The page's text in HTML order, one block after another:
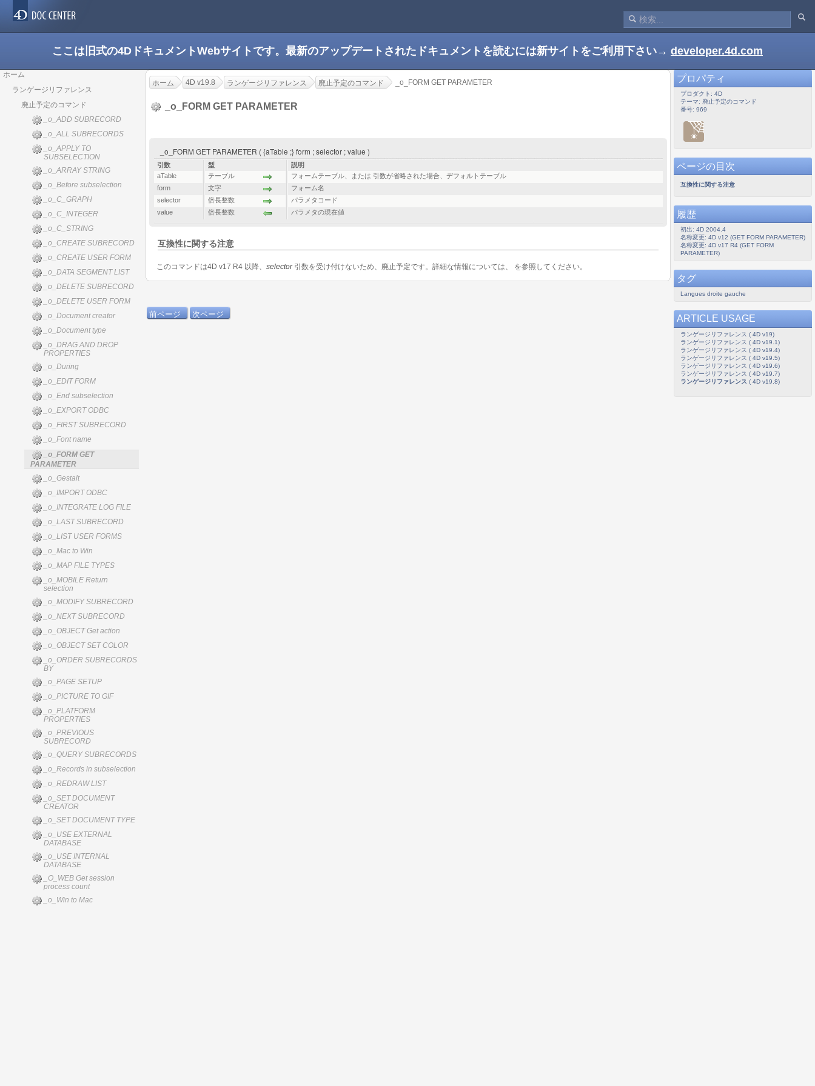
ここは旧式の4DドキュメントWebサイトです。最新のアップデートされたドキュメントを読むには新サイトをご利用下さい→ developer.4d.com
ホーム
ランゲージリファレンス
廃止予定のコマンド
_o_ADD SUBRECORD
_o_ALL SUBRECORDS
_o_APPLY TO
SUBSELECTION
_o_ARRAY STRING
_o_Before subselection
_o_C_GRAPH
_o_C_INTEGER
_o_C_STRING
_o_CREATE SUBRECORD
_o_CREATE USER FORM
_o_DATA SEGMENT LIST
_o_DELETE SUBRECORD
_o_DELETE USER FORM
_o_Document creator
_o_Document type
_o_DRAG AND DROP
PROPERTIES
_o_During
_o_EDIT FORM
_o_End subselection
_o_EXPORT ODBC
_o_FIRST SUBRECORD
_o_Font name
_o_FORM GET
PARAMETER
_o_Gestalt
_o_IMPORT ODBC
_o_INTEGRATE LOG FILE
_o_LAST SUBRECORD
_o_LIST USER FORMS
_o_Mac to Win
_o_MAP FILE TYPES
_o_MOBILE Return
selection
_o_MODIFY SUBRECORD
_o_NEXT SUBRECORD
_o_OBJECT Get action
_o_OBJECT SET COLOR
_o_ORDER SUBRECORDS
BY
_o_PAGE SETUP
_o_PICTURE TO GIF
_o_PLATFORM
PROPERTIES
_o_PREVIOUS
SUBRECORD
_o_QUERY SUBRECORDS
_o_Records in subselection
_o_REDRAW LIST
_o_SET DOCUMENT
CREATOR
_o_SET DOCUMENT TYPE
_o_USE EXTERNAL
DATABASE
_o_USE INTERNAL
DATABASE
_O_WEB Get session
process count
_o_Win to Mac
ホーム 4D v19.8 ランゲージリファレンス 廃止予定のコマンド _o_FORM GET PARAMETER
_o_FORM GET PARAMETER
_o_FORM GET PARAMETER ( {aTable ;} form ; selector ; value )
引数 型
説明
aTable
テーブル
フォームテーブル、または 引数が省略された場合、デフォルトテーブル
form
文字
フォーム名
selector
倍長整数
パラメタコード
value
倍長整数 パラメタの現在値
互換性に関する注意
このコマンドは4D v17 R4 以降、 selector引数を受け付けないため、廃止予定です。詳細な情報については、 を参照してください。
前ページ 次ページ
プロパティ
プロダクト: 4D
テーマ: 廃止予定のコマンド
番号: 969
ページの目次
互換性に関する注意
履歴
初出: 4D 2004.4
名称変更: 4D v12 (GET FORM PARAMETER)
名称変更: 4D v17 R4 (GET FORM
PARAMETER)
タグ
Langues droite gauche
ARTICLE USAGE
ランゲージリファレンス ( 4D v19)
ランゲージリファレンス ( 4D v19.1)
ランゲージリファレンス ( 4D v19.4)
ランゲージリファレンス ( 4D v19.5)
ランゲージリファレンス ( 4D v19.6)
ランゲージリファレンス ( 4D v19.7)
ランゲージリファレンス ( 4D v19.8)